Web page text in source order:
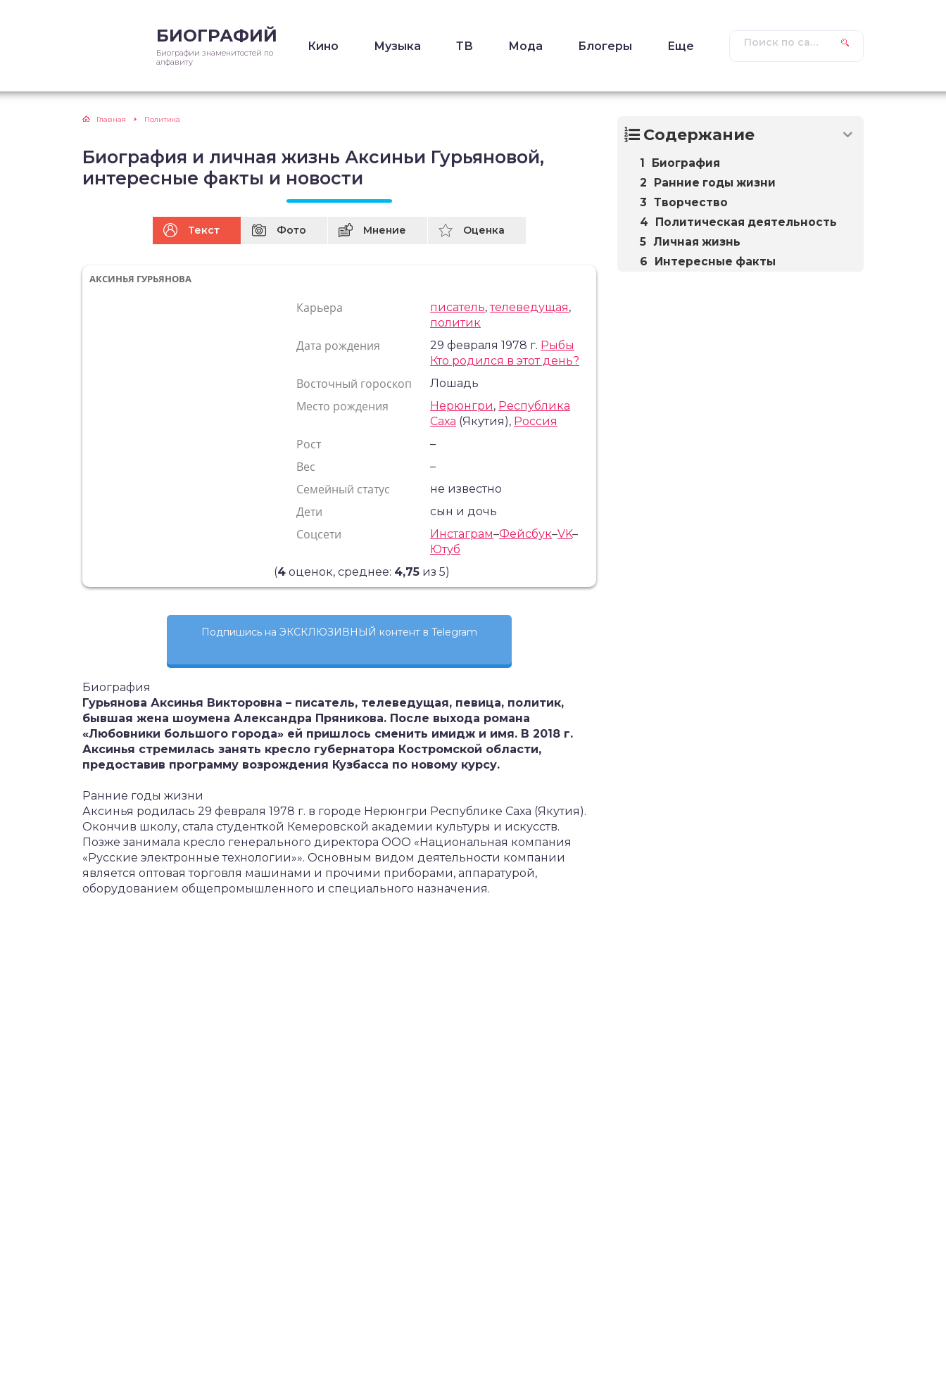
БИОГРАФИЙ
Биографии знаменитостей по
алфавиту
Кино Музыка ТВ Мода Блогеры Еще
Главная Политика
Биография и личная жизнь Аксиньи Гурьяновой,
интересные факты и новости
Текст Фото Мнение Оценка
АКСИНЬЯ ГУРЬЯНОВА
Карьера писатель,телеведущая,
политик
Дата рождения 29 февраля 1978 г. Рыбы
Кто родился в этот день?
Восточный гороскоп Лошадь
Место рождения Нерюнгри, Республика
Саха (Якутия), Россия
Рост –
Вес –
Семейный статус не известно
Дети сын и дочь
Соцсети Инстаграм–Фейсбук–VK–
Ютуб
(4 оценок, среднее: 4,75 из 5)
Подпишись на ЭКСКЛЮЗИВНЫЙ контент в Telegram
Биография
Гурьянова Аксинья Викторовна – писатель, телеведущая, певица, политик,
бывшая жена шоумена Александра Пряникова. После выхода романа
«Любовники большого города» ей пришлось сменить имидж и имя. В 2018 г.
Аксинья стремилась занять кресло губернатора Костромской области,
предоставив программу возрождения Кузбасса по новому курсу.
Ранние годы жизни
Аксинья родилась 29 февраля 1978 г. в городе Нерюнгри Республике Саха (Якутия).
Окончив школу, стала студенткой Кемеровской академии культуры и искусств.
Позже занимала кресло генерального директора ООО «Национальная компания
«Русские электронные технологии»». Основным видом деятельности компании
является оптовая торговля машинами и прочими приборами, аппаратурой,
оборудованием общепромышленного и специального назначения.
Содержание
Биография
Ранние годы жизни
Творчество
Политическая деятельность
Личная жизнь
Интересные факты